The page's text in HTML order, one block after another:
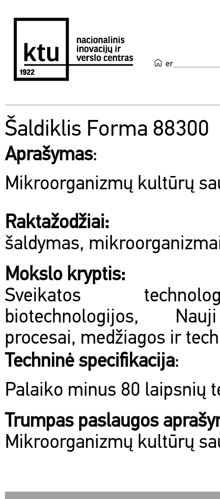
en
Šaldiklis Forma 88300
Aprašymas:
Mikroorganizmų kultūrų
Raktažodžiai:
šaldymas,
Mokslo kryptis:
Sveikatos
biotechnologijos,
procesai, medžiagos ir
Techninė specifikacija:
Palaiko minus 80 laipsnių
Trumpas paslaugos
Mikroorganizmų kultūrų